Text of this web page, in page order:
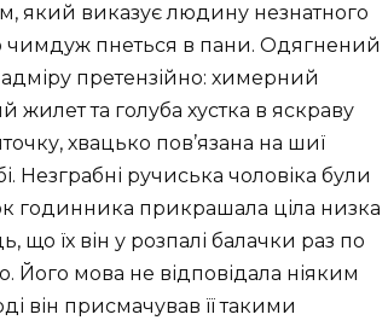
який виказує людину незнатного
чимдуж пнеться в пани. Одягнений
претензійно: химерний
жилет та голуба хустка в яскраву
хвацько пов’язана на шиї
ручиська чоловіка були
годинника прикрашала ціла низка
їх він у розпалі балачки раз по
Його мова не відповідала ніяким
він присмачував її такими